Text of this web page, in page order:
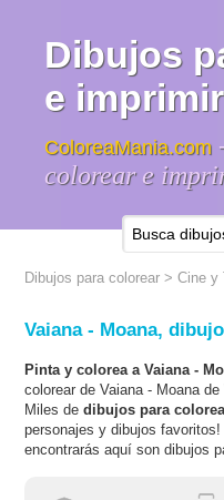
Dibujos
e imprimir
ColoreaMania.com
colorear e
Dibujos para colorear >Cine y
Vaiana - Moana,
Pinta y colorea a Vaiana -
colorear de Vaiana - Moana de
Miles dedibujos para
personajes y dibujos
encontrarás aquí son dibujos